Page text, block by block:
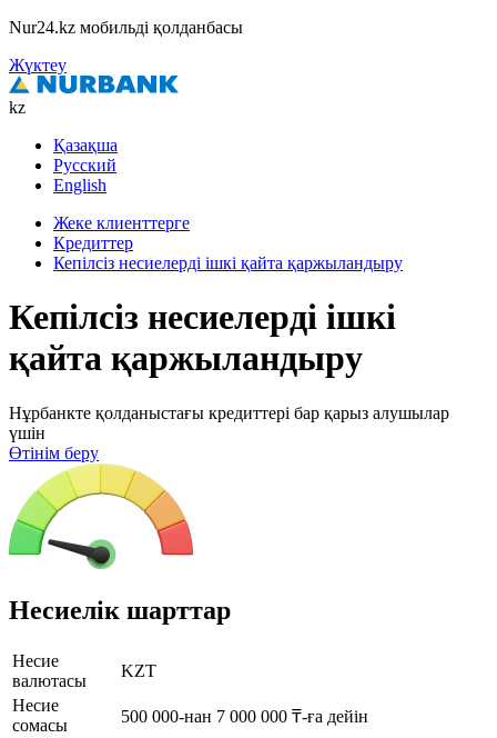
Nur24.kz мобильді қолданбасы
Жүктеу
kz
Қазақша
Русский
English
Жеке клиенттерге
Кредиттер
Кепілсіз несиелерді ішкі қайта қаржыландыру
Кепілсіз несиелерді ішкі
қайта қаржыландыру
Нұрбанкте қолданыстағы кредиттері бар қарыз алушылар
үшін
Өтінім беру
Несиелік шарттар
Несие
валютасы
KZT
Несие
сомасы
500 000-нан 7 000 000 ₸-ға дейін